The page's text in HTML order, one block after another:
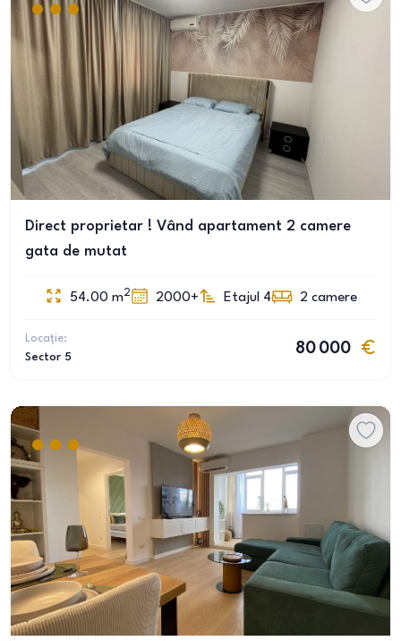
Direct proprietar ! Vând apartament 2 camere
gata de mutat
54.00 m2 2000+ Etajul 4 2 camere
Locație:
Sector 5
80 000